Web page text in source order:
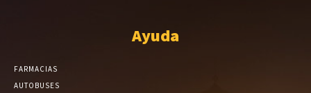
Ayuda
FARMACIAS
AUTOBUSES